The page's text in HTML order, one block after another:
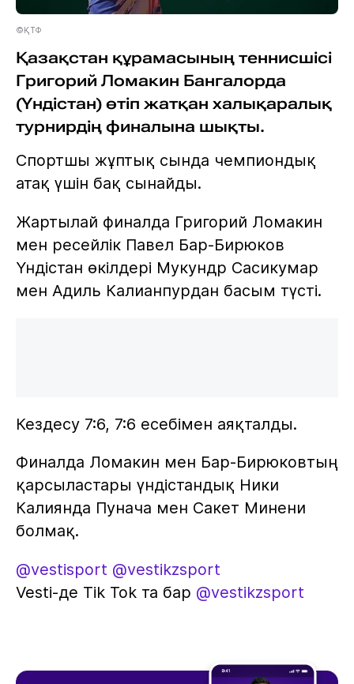
©ҚТФ
Қазақстан құрамасының теннисшісі
Григорий Ломакин Бангалорда
(Үндістан) өтіп жатқан халықаралық
турнирдің финалына шықты.
Спортшы жұптық сында чемпиондық
атақ үшін бақ сынайды.
Жартылай финалда Григорий Ломакин
мен ресейлік Павел Бар-Бирюков
Үндістан өкілдері Мукундр Сасикумар
мен Адиль Калианпурдан басым түсті.
Кездесу 7:6, 7:6 есебімен аяқталды.
Финалда Ломакин мен Бар-Бирюковтың
қарсыластары үндістандық Ники
Калиянда Пунача мен Сакет Минени
болмақ.
@vestisport @vestikzsport
Vesti-де Tik Tok та бар @vestikzsport